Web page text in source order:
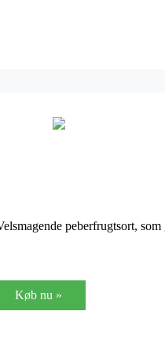
peberfrugtsort,
Køb nu »